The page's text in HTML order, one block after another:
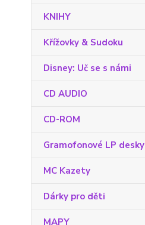
KNIHY
Křížovky & Sudoku
Disney: Uč se s námi
CD AUDIO
CD-ROM
Gramofonové LP desky
MC Kazety
Dárky pro děti
MAPY